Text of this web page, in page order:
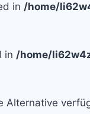
in /home/
in /home/
Alternative